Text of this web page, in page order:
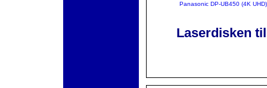
Panasonic DP-UB450 (4K UHD)
Laserdisken